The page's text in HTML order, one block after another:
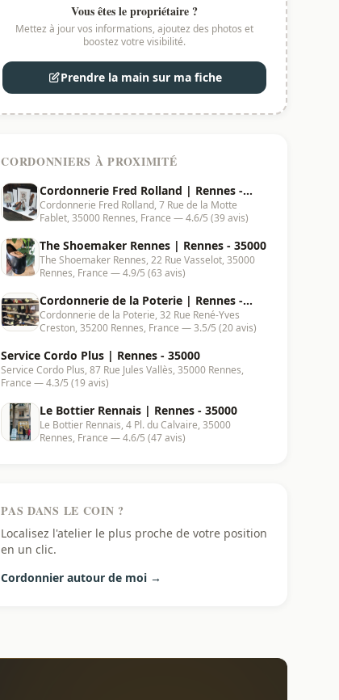
Vous êtes le propriétaire ?
Mettez à jour vos informations, ajoutez des photos et
boostez votre visibilité.
Prendre la main sur ma fiche
CORDONNIERS À PROXIMITÉ
Cordonnerie Fred Rolland | Rennes -
35000
Cordonnerie Fred Rolland, 7 Rue de la Motte
Fablet, 35000 Rennes, France — 4.6/5 (39 avis)
The Shoemaker Rennes | Rennes - 35000
The Shoemaker Rennes, 22 Rue Vasselot, 35000
Rennes, France — 4.9/5 (63 avis)
Cordonnerie de la Poterie | Rennes -
35200
Cordonnerie de la Poterie, 32 Rue René-Yves
Creston, 35200 Rennes, France — 3.5/5 (20 avis)
Service Cordo Plus | Rennes - 35000
Service Cordo Plus, 87 Rue Jules Vallès, 35000 Rennes,
France — 4.3/5 (19 avis)
Le Bottier Rennais | Rennes - 35000
Le Bottier Rennais, 4 Pl. du Calvaire, 35000
Rennes, France — 4.6/5 (47 avis)
PAS DANS LE COIN ?
Localisez l'atelier le plus proche de votre position
en un clic.
Cordonnier autour de moi →